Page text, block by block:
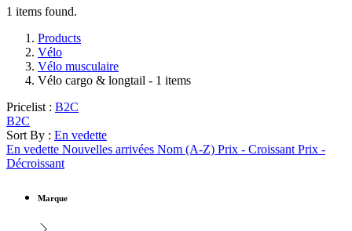
1 items found.
Products
Vélo
Vélo musculaire
Vélo cargo & longtail - 1 items
Pricelist : B2C
B2C
Sort By : En vedette
En vedette Nouvelles arrivées Nom (A-Z) Prix - Croissant Prix -
Décroissant
Marque